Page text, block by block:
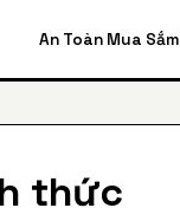
An Toàn Mua Sắm
thức